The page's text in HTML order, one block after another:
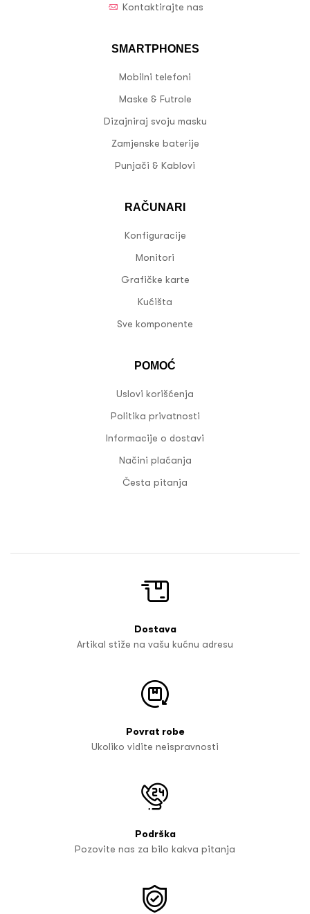
Kontaktirajte nas
SMARTPHONES
Mobilni telefoni
Maske & Futrole
Dizajniraj svoju masku
Zamjenske baterije
Punjači & Kablovi
RAČUNARI
Konfiguracije
Monitori
Grafičke karte
Kućišta
Sve komponente
POMOĆ
Uslovi korišćenja
Politika privatnosti
Informacije o dostavi
Načini plaćanja
Česta pitanja
Dostava
Artikal stiže na vašu kućnu adresu
Povrat robe
Ukoliko vidite neispravnosti
Podrška
Pozovite nas za bilo kakva pitanja